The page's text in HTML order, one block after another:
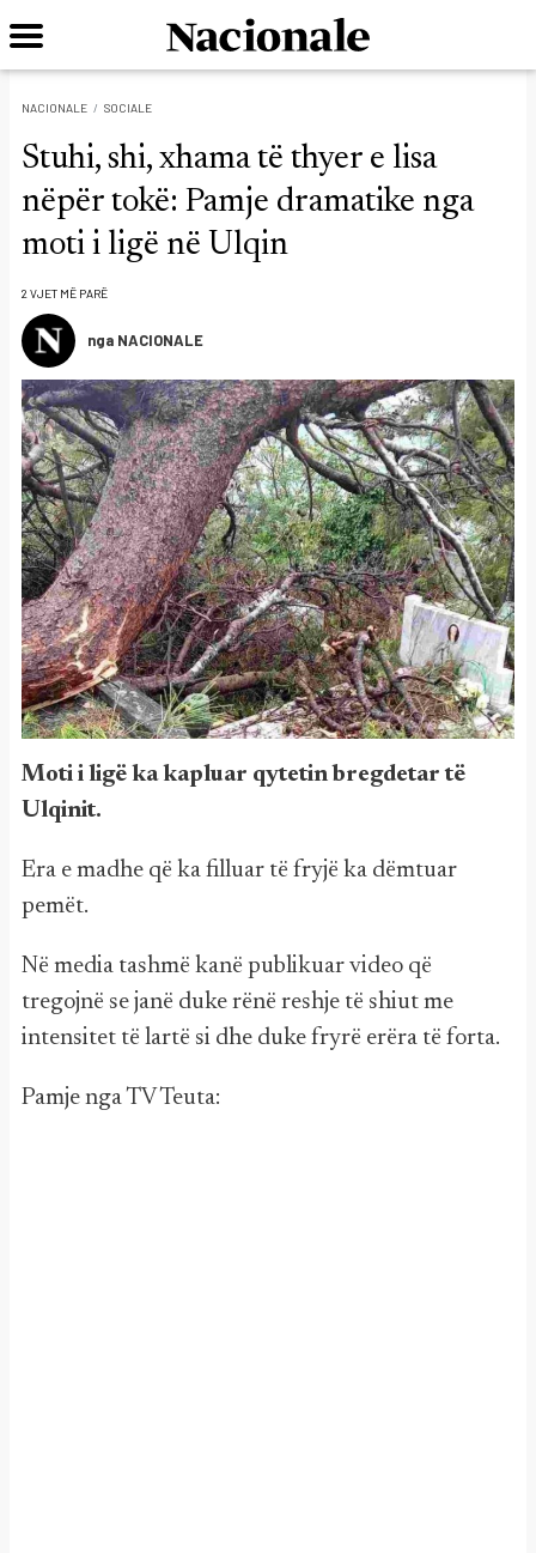
NACIONALE SOCIALE
Stuhi, shi, xhama të thyer e lisa
nëpër tokë: Pamje dramatike nga
moti i ligë në Ulqin
2 VJET MË PARË
nga NACIONALE
Moti i ligë ka kapluar qytetin bregdetar të
Ulqinit.
Era e madhe që ka filluar të fryjë ka dëmtuar
pemët.
Në media tashmë kanë publikuar video që
tregojnë se janë duke rënë reshje të shiut me
intensitet të lartë si dhe duke fryrë erëra të forta.
Pamje nga TV Teuta: